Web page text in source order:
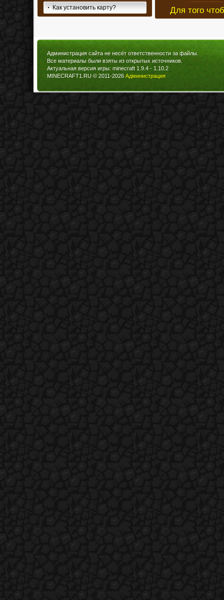
Как установить карту?
Для того
Администрация сайта не несёт ответственности за файлы.
Все материалы были взяты из открытых источников.
Актуальная версия игры: minecraft 1.9.4 - 1.10.2
MINECRAFT1.RU © 2011-2026 Администрация